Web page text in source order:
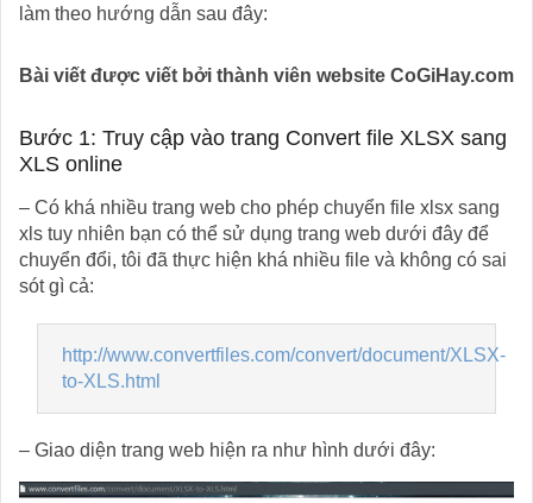
làm theo hướng dẫn sau đây:
Bài viết được viết bởi thành viên website CoGiHay.com
Bước 1: Truy cập vào trang Convert file XLSX sang
XLS online
– Có khá nhiều trang web cho phép chuyển file xlsx sang
xls tuy nhiên bạn có thể sử dụng trang web dưới đây để
chuyển đổi, tôi đã thực hiện khá nhiều file và không có sai
sót gì cả:
http://www.convertfiles.com/convert/document/XLSX-
to-XLS.html
– Giao diện trang web hiện ra như hình dưới đây: